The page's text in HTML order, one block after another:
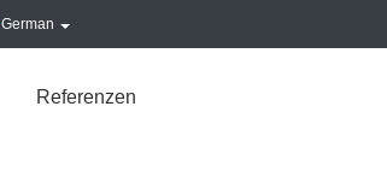
German
Referenzen